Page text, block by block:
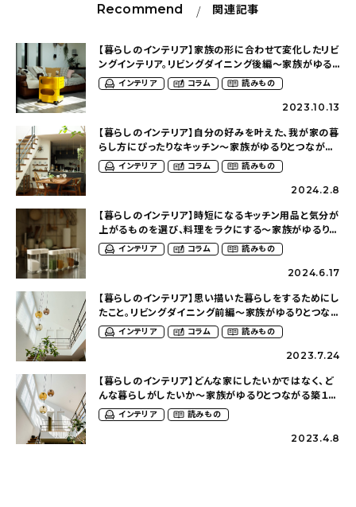
Recommend 関連記事
【暮らしのインテリア】家族の形に合わせて変化したリビ
ングインテリア。リビングダイニング後編〜家族がゆるり
とつながる築１０年超の家（____sndy.xxさん）
インテリア コラム 読みもの
2023.10.13
【暮らしのインテリア】自分の好みを叶えた、我が家の暮
らし方にぴったりなキッチン〜家族がゆるりとつながる
築１０年超の家（____sndy.xxさん）
インテリア コラム 読みもの
2024.2.8
【暮らしのインテリア】時短になるキッチン用品と気分が
上がるものを選び、料理をラクにする〜家族がゆるりと
つながる築１０年超の家（____sndy.xxさん）
インテリア コラム 読みもの
2024.6.17
【暮らしのインテリア】思い描いた暮らしをするためにし
たこと。リビングダイニング前編〜家族がゆるりとつな
がる築１０年超の家（____sndy.xxさん）
インテリア コラム 読みもの
2023.7.24
【暮らしのインテリア】どんな家にしたいかではなく、ど
んな暮らしがしたいか〜家族がゆるりとつながる築１０
年超の家（____sndy.xxさん）
インテリア 読みもの
2023.4.8